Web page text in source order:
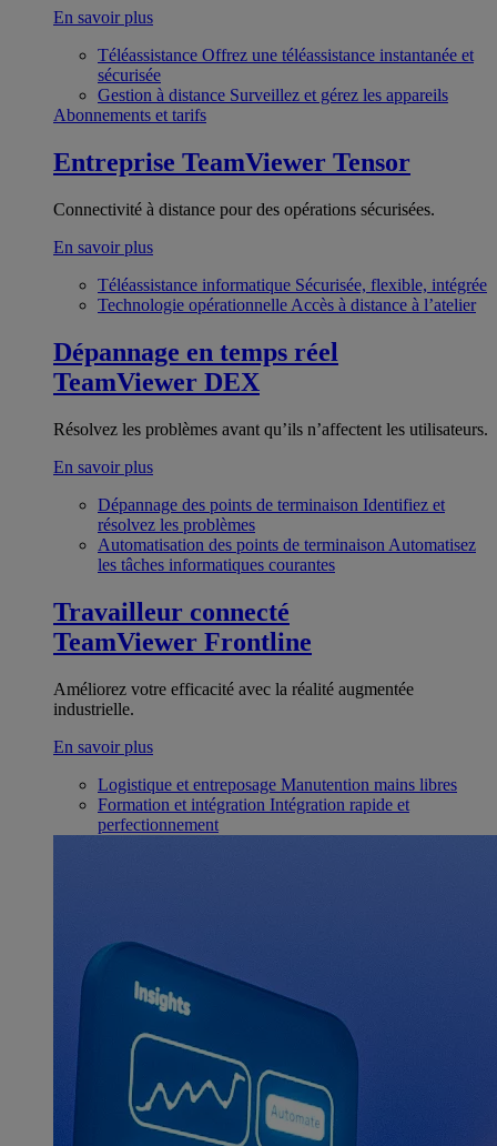
En savoir plus
Téléassistance Offrez une téléassistance instantanée et
sécurisée
Gestion à distance Surveillez et gérez les appareils
Abonnements et tarifs
Entreprise TeamViewer Tensor
Connectivité à distance pour des opérations sécurisées.
En savoir plus
Téléassistance informatique Sécurisée, flexible, intégrée
Technologie opérationnelle Accès à distance à l’atelier
Dépannage en temps réel
TeamViewer DEX
Résolvez les problèmes avant qu’ils n’affectent les utilisateurs.
En savoir plus
Dépannage des points de terminaison Identifiez et
résolvez les problèmes
Automatisation des points de terminaison Automatisez
les tâches informatiques courantes
Travailleur connecté
TeamViewer Frontline
Améliorez votre efficacité avec la réalité augmentée
industrielle.
En savoir plus
Logistique et entreposage Manutention mains libres
Formation et intégration Intégration rapide et
perfectionnement